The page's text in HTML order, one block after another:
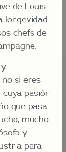
de Louis
longevidad
chefs de
y
no si eres
cuya pasión
que pasa.
mucho
y
para